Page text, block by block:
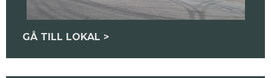
GÅ TILL LOKAL >